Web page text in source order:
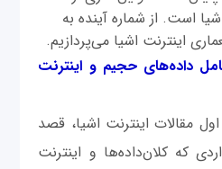
است. از شماره آینده به
اینترنت اشیا می‌پردازیم.
داده‌های حجیم و اینترنت
مقالات اینترنت اشیا، قصد
که کلان‌داده‌ها و اینترنت